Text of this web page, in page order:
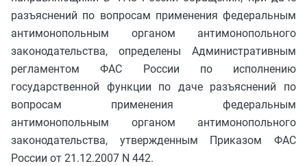
разъяснений по вопросам применения федеральным
антимонопольным органом антимонопольного
законодательства, определены Административным
регламентом ФАС России по исполнению
государственной функции по даче разъяснений по
вопросам применения федеральным
антимонопольным органом антимонопольного
законодательства, утвержденным Приказом ФАС
России от 21.12.2007 N 442.